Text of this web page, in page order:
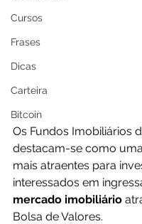
Cursos
Frases
Dicas
Carteira
Bitcoin
Os Fundos Imobiliários
destacam-se como
mais atraentes para
interessados em
mercado imobiliário
Bolsa de Valores.